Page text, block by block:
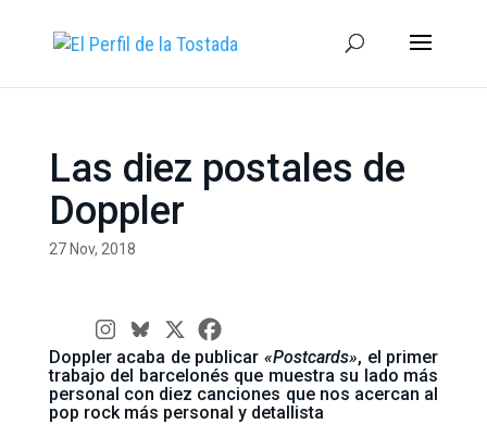
Las diez postales de
Doppler
27 Nov, 2018
Doppler acaba de publicar«Postcards», el primer
trabajo del barcelonés que muestra su lado más
personal con diez canciones que nos acercan al
pop rock más personal y detallista